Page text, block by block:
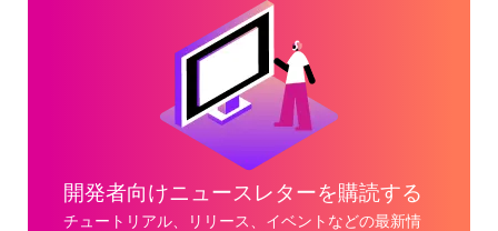
開発者向けニュースレターを購読する
チュートリアル、リリース、イベントなどの最新情